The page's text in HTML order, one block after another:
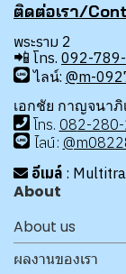
ติดต่อเรา/
พระราม 2
📲 โทร. 092-
ไลน์: @m-
เอกชัย กาญจนาภิ
โทร. 082-
ไลน์:
อีเมล์ :
About
About us
ผลงานของเรา